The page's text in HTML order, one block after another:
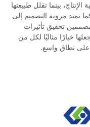
بينما تقلل طبيعتها
تمتد مرونة التصميم إلى
تحقيق تأثيرات
خيارًا مثاليًا لكل من
على نطاق واسع.